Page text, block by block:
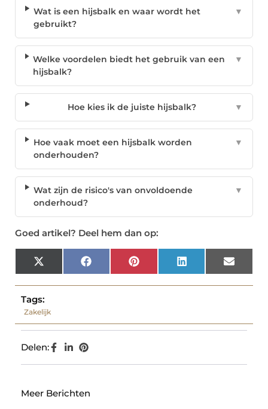
Wat is een hijsbalk en waar wordt het
gebruikt?
▼
Welke voordelen biedt het gebruik van een
hijsbalk?
▼
Hoe kies ik de juiste hijsbalk? ▼
Hoe vaak moet een hijsbalk worden
onderhouden?
▼
Wat zijn de risico's van onvoldoende
onderhoud?
▼
Goed artikel? Deel hem dan op:
X
(Twitter)
Facebook Pinterest LinkedIn Email
Tags:
Zakelijk
Delen:
Meer Berichten